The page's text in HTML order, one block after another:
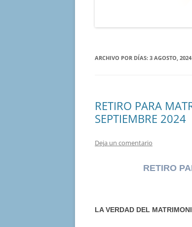
ARCHIVO POR DÍAS: 3 AGOSTO, 2024
RETIRO PARA
SEPTIEMBRE 2024
Deja un comentario
RETIRO
LA VERDAD DEL